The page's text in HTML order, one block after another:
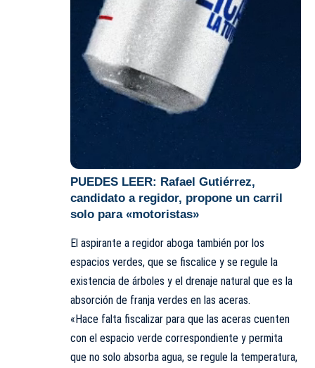
PUEDES LEER: Rafael Gutiérrez,
candidato a regidor, propone un carril
solo para «motoristas»
El aspirante a regidor aboga también por los
espacios verdes, que se fiscalice y se regule la
existencia de árboles y el drenaje natural que es la
absorción de franja verdes en las aceras.
«Hace falta fiscalizar para que las aceras cuenten
con el espacio verde correspondiente y permita
que no solo absorba agua, se regule la temperatura,